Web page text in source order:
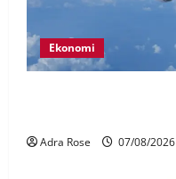
Ekonomi
Adra Rose 07/08/2026